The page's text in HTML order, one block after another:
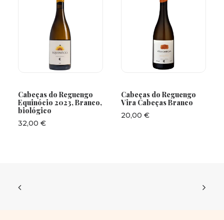
Cabeças do Reguengo
Equinócio 2023, Branco,
biológico
32,00 €
Cabeças do Reguengo
Vira Cabeças Branco
20,00 €